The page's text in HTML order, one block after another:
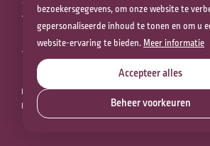
bezoekersgegevens, om onze website te
gepersonaliseerde inhoud te tonen en om u
website-ervaring te bieden. Meer informatie
Beheer voorkeuren
Accepteer alles
Zorg voor het
leven
PRIVACYVERKLARING COOKIEVERKLARING
BEVEILIGINGSKWETSBAARHEID MELDEN
COOKIES